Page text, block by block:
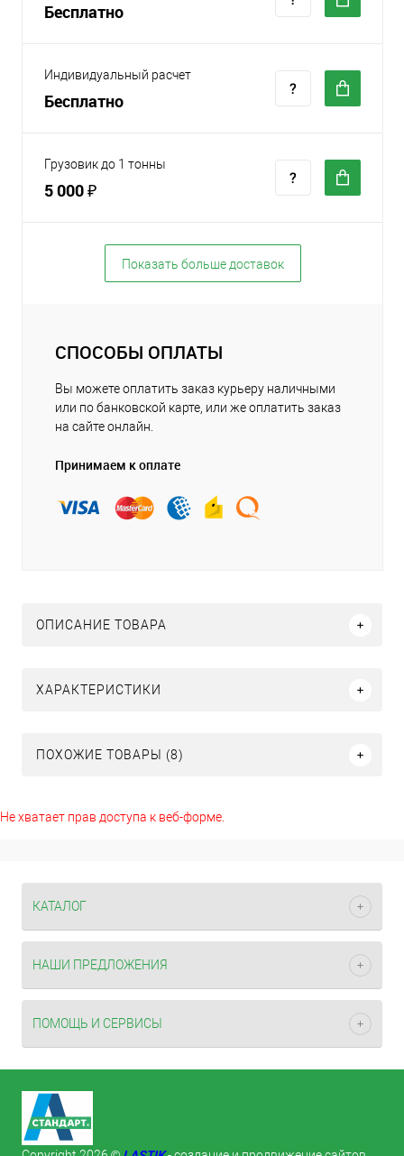
Бесплатно
Индивидуальный расчет
Бесплатно
Грузовик до 1 тонны
5 000 ₽
Показать больше доставок
СПОСОБЫ ОПЛАТЫ
Вы можете оплатить заказ курьеру наличными
или по банковской карте, или же оплатить заказ
на сайте онлайн.
Принимаем к оплате
ОПИСАНИЕ ТОВАРА
ХАРАКТЕРИСТИКИ
ПОХОЖИЕ ТОВАРЫ (8)
Не хватает прав доступа к веб-форме.
КАТАЛОГ
НАШИ ПРЕДЛОЖЕНИЯ
ПОМОЩЬ И СЕРВИСЫ